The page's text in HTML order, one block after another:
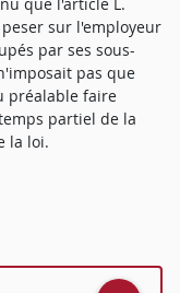
sur l'employeur
par ses sous-
pas que
préalable faire
partiel de la
la loi.